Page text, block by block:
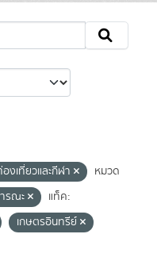
งเที่ยวและกีฬา
หมวด
รณะ
แท็ค:
เกษตรอินทรีย์